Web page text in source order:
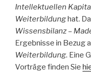
Intellektuellen
Weiterbildunghat.
Wissensbilanz –
Ergebnisse in Bezug
Weiterbildung. Eine
Vorträge finden Sie